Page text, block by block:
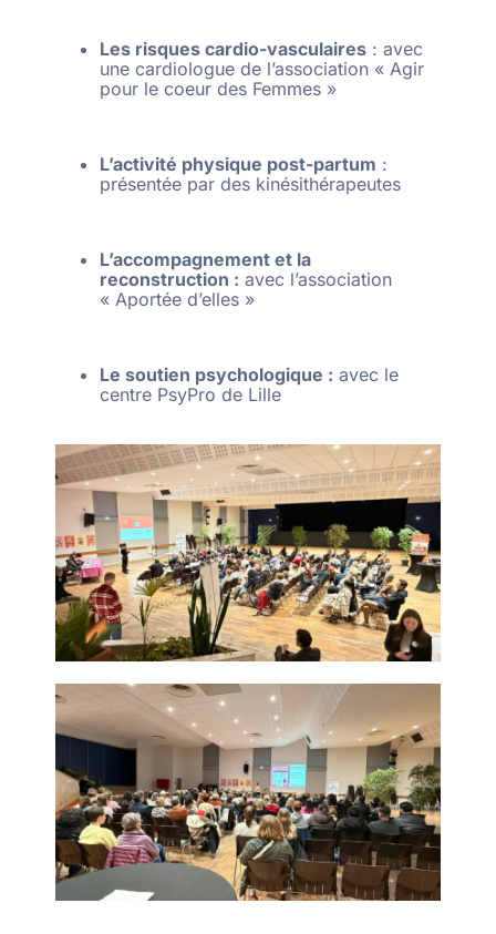
Les risques cardio-vasculaires : avec
une cardiologue de l’association « Agir
pour le coeur des Femmes »
L’activité physique post-partum :
présentée par des kinésithérapeutes
L’accompagnement et la
reconstruction : avec l’association
« Aportée d’elles »
Le soutien psychologique : avec le
centre PsyPro de Lille